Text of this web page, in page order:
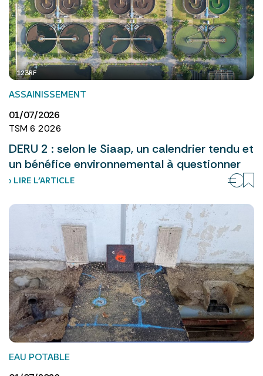
123RF
ASSAINISSEMENT
01/07/2026
TSM 6 2026
DERU 2 : selon le Siaap, un calendrier tendu et
un bénéfice environnemental à questionner
› LIRE L’ARTICLE
EAU POTABLE